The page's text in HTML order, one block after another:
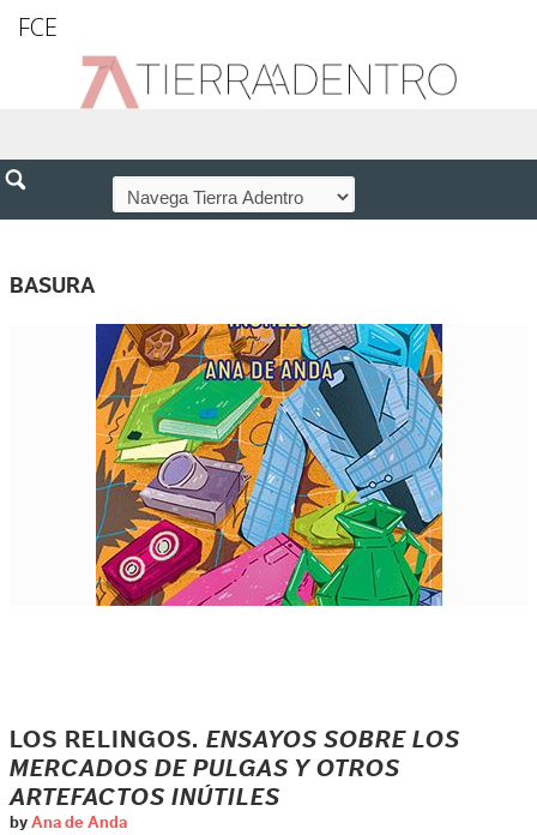
FCE
BASURA
LOS RELINGOS. ENSAYOS SOBRE LOS
MERCADOS DE PULGAS Y OTROS
ARTEFACTOS INÚTILES
by Ana de Anda